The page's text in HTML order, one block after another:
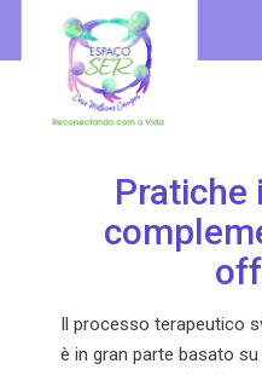
Pratiche
Il processo terapeutico
è in gran parte basato